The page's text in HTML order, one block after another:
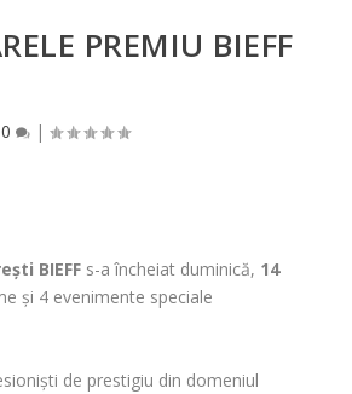
PREMIU BIEFF
0 |
BIEFF s-a încheiat duminică, 14
și 4 evenimente speciale
de prestigiu din domeniul